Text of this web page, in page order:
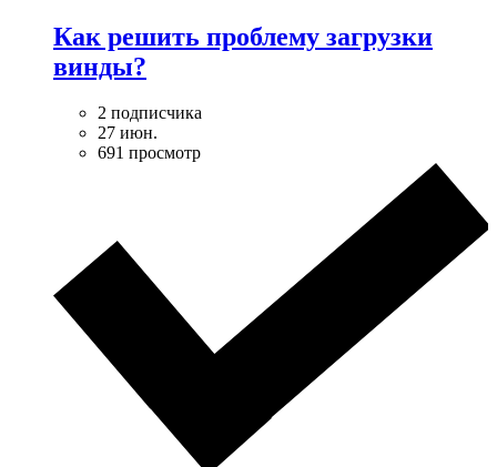
Как решить проблему загрузки
винды?
2 подписчика
27 июн.
691 просмотр